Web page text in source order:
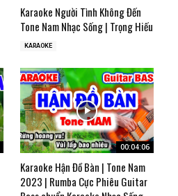
Karaoke Người Tình Không Đến
Tone Nam Nhạc Sống | Trọng Hiếu
KARAOKE
00:04:06
Karaoke Hận Đồ Bàn | Tone Nam
2023 | Rumba Cực Phiêu Guitar